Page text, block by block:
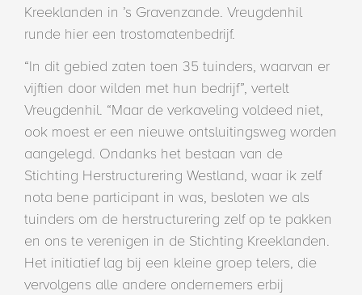
Kreeklanden in ’s Gravenzande. Vreugdenhil
runde hier een trostomatenbedrijf.
“In dit gebied zaten toen 35 tuinders, waarvan er
vijftien door wilden met hun bedrijf”, vertelt
Vreugdenhil. “Maar de verkaveling voldeed niet,
ook moest er een nieuwe ontsluitingsweg worden
aangelegd. Ondanks het bestaan van de
Stichting Herstructurering Westland, waar ik zelf
nota bene participant in was, besloten we als
tuinders om de herstructurering zelf op te pakken
en ons te verenigen in de Stichting Kreeklanden.
Het initiatief lag bij een kleine groep telers, die
vervolgens alle andere ondernemers erbij